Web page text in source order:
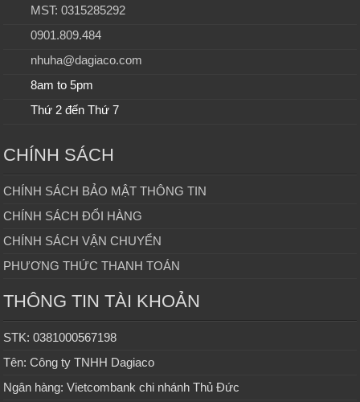
MST: 0315285292
0901.809.484
nhuha@dagiaco.com
8am to 5pm
Thứ 2 đến Thứ 7
CHÍNH SÁCH
CHÍNH SÁCH BẢO MẬT THÔNG TIN
CHÍNH SÁCH ĐỔI HÀNG
CHÍNH SÁCH VẬN CHUYỂN
PHƯƠNG THỨC THANH TOÁN
THÔNG TIN TÀI KHOẢN
STK: 0381000567198
Tên: Công ty TNHH Dagiaco
Ngân hàng: Vietcombank chi nhánh Thủ Đức